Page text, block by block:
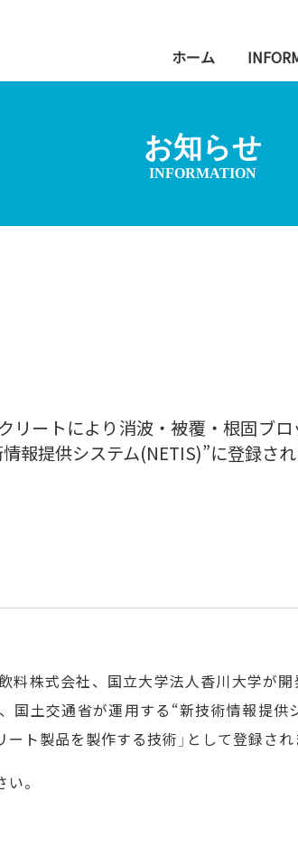
ホーム
お知らせ
INFORMATION
リートにより消波・被覆・根固ブ
報提供システム(NETIS)”に登録さ
料株式会社、国立大学法人香川大学が
土交通省が運用する“新技術情報提供
ト製品を製作する技術」として登録され
。